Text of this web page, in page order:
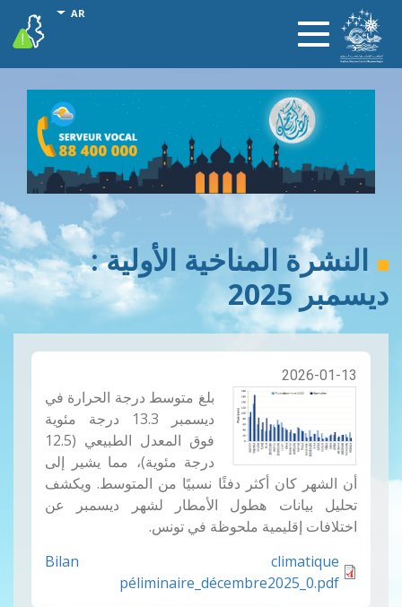
تجاوز
المحتوى
Toggle
navigation
AR
actions
vigilance
النشرة المناخية الأولية :
ديسمبر 2025
2026-01-13
بلغ متوسط ​​درجة الحرارة في
ديسمبر 13.3 درجة مئوية
فوق المعدل الطبيعي (12.5
درجة مئوية)، مما يشير إلى
أن الشهر كان أكثر دفئًا نسبيًا من المتوسط. ويكشف
تحليل بيانات هطول الأمطار لشهر ديسمبر عن
اختلافات إقليمية ملحوظة في تونس.
Bilan climatique
péliminaire_décembre2025_0.pdf